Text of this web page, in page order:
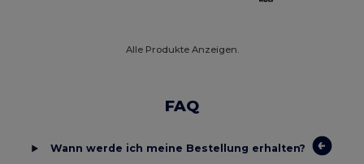
Alle Produkte Anzeigen.
FAQ
Wann werde ich meine Bestellung erhalten?